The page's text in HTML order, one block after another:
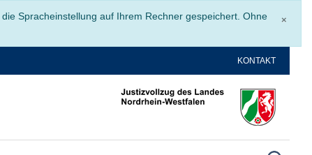
×
Spracheinstellung auf Ihrem Rechner gespeichert. Ohne
KONTAKT